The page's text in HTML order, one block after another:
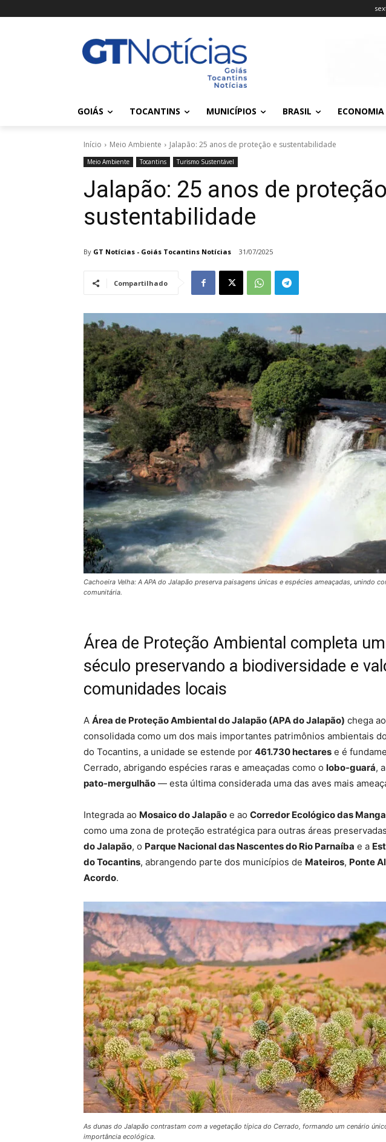
GOIÁS TOCANTINS MUNICÍPIOS BRASIL ECONOMIA
Início Meio Ambiente Jalapão: 25 anos de proteção e sustentabilidade
Meio Ambiente Tocantins Turismo Sustentável
Jalapão: 25 anos de
sustentabilidade
By GT Notícias - Goiás Tocantins Notícias 31/07/2025
Compartilhado
Cachoeira Velha: A APA do Jalapão preserva paisagens únicas e espécies ameaçadas, unindo
comunitária.
Área de Proteção Ambiental completa
século preservando a biodiversidade e
comunidades locais
A Área de Proteção Ambiental do Jalapão (APA do Jalapão) chega
consolidada como um dos mais importantes patrimônios ambientais
do Tocantins, a unidade se estende por 461.730 hectares e é
Cerrado, abrigando espécies raras e ameaçadas como o lobo-guará, a
pato-mergulhão — esta última considerada uma das aves mais
Integrada ao Mosaico do Jalapão e ao Corredor Ecológico das
como uma zona de proteção estratégica para outras áreas
do Jalapão, o Parque Nacional das Nascentes do Rio Parnaíba e a
do Tocantins, abrangendo parte dos municípios de Mateiros, Ponte
Acordo.
As dunas do Jalapão contrastam com a vegetação típica do Cerrado, formando um cenário
importância ecológica.